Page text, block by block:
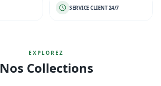
SERVICE CLIENT 24/7
EXPLOREZ
Nos Collections